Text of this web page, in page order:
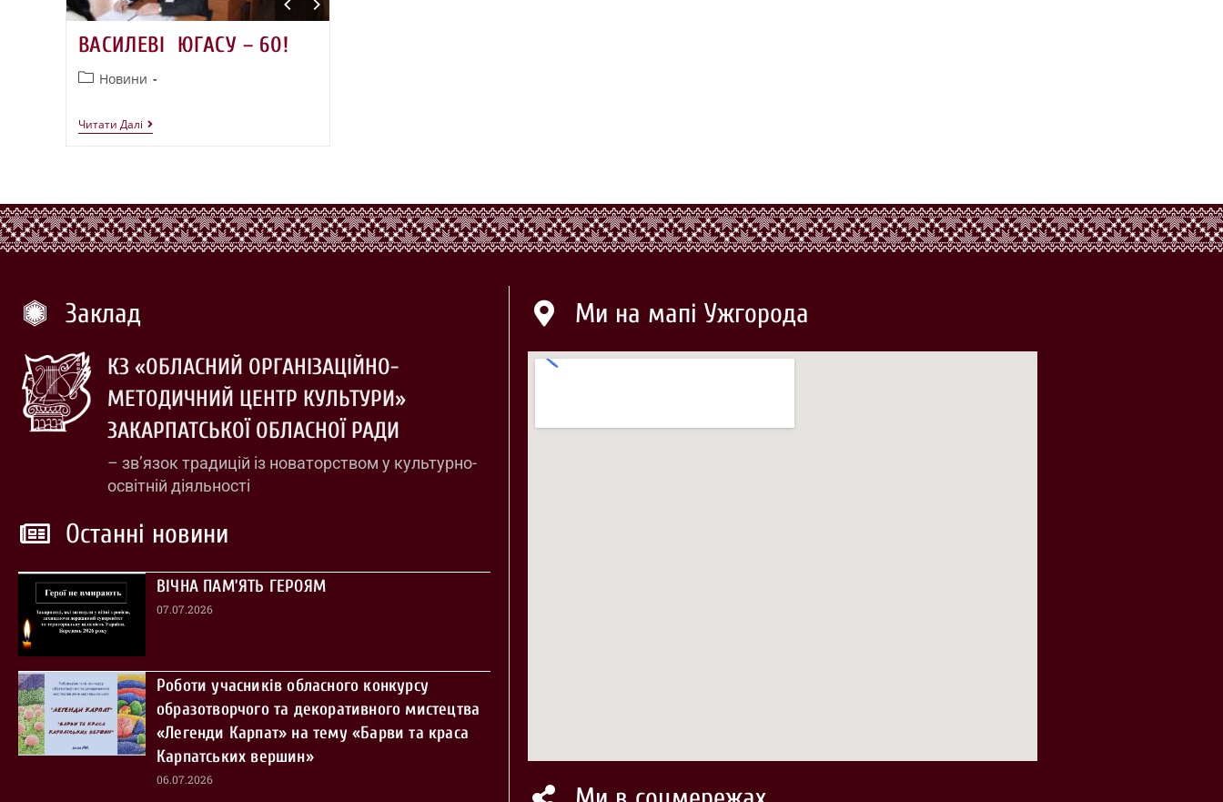
ВАСИЛЕВІ ЮГАСУ – 60!
Новини
Читати Далі
Заклад
КЗ «ОБЛАСНИЙ ОРГАНІЗАЦІЙНО-
МЕТОДИЧНИЙ ЦЕНТР КУЛЬТУРИ»
ЗАКАРПАТСЬКОЇ ОБЛАСНОЇ РАДИ
– зв’язок традицій із новаторством у культурно-
освітній діяльності
Останні новини
ВІЧНА ПАМ’ЯТЬ ГЕРОЯМ
07.07.2026
Роботи учасників обласного конкурсу
образотворчого та декоративного мистецтва
«Легенди Карпат» на тему «Барви та краса
Карпатських вершин»
06.07.2026
Ми на мапі Ужгорода